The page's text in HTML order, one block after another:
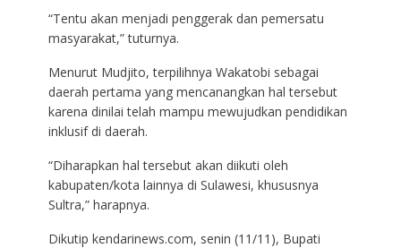
“Tentu akan menjadi penggerak dan pemersatu
masyarakat,” tuturnya.
Menurut Mudjito, terpilihnya Wakatobi sebagai
daerah pertama yang mencanangkan hal tersebut
karena dinilai telah mampu mewujudkan pendidikan
inklusif di daerah.
“Diharapkan hal tersebut akan diikuti oleh
kabupaten/kota lainnya di Sulawesi, khususnya
Sultra,” harapnya.
Dikutip kendarinews.com, senin (11/11), Bupati